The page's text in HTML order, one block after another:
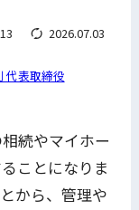
2026.07.03
代表取締役
続やマイホー
ことになりま
から、管理や